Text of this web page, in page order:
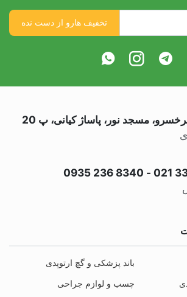
مسجد نور، پاساژ کیانی، پ 20
021
-
0935 236 8340
باند پزشکی و گچ ارتوپدی
چسب و لوازم جراحی